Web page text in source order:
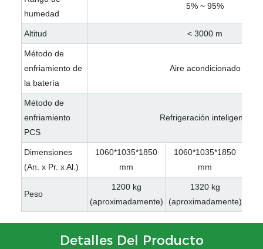
humedad
5% ~ 95%
Altitud < 3000 m
Método de
enfriamiento de
la batería
Aire acondicionado
Método de
enfriamiento
PCS
Refrigeración inteligente
Dimensiones
(An. x Pr. x Al.)
1060*1035*1850
mm
1060*1035*1850
mm
Peso
1200 kg
(aproximadamente)
1320 kg
(aproximadamente)
Detalles Del Producto